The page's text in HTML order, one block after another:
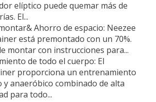
elíptico puede quemar más de
El...
Ahorro de espacio: Neezee
está premontado con un 70%.
montar con instrucciones para...
de todo el cuerpo: El
proporciona un entrenamiento
y anaeróbico combinado de alta
para todo...